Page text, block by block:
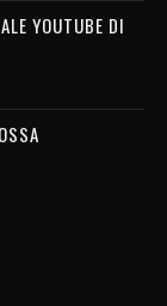
YOUTUBE DI